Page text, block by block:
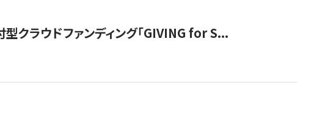
クラウドファンディング「GIVING for S...